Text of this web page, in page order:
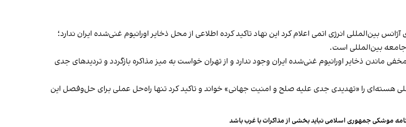
بین‌المللی انرژی اتمی اعلام کرد این نهاد تاکید کرده اطلاعی از محل ذخایر اورانیوم غنی‌شده ایران ندارد؛
جامعه بین‌المللی است.
ماندن ذخایر اورانیوم غنی‌شده ایران وجود ندارد و از تهران خواست به میز مذاکره بازگردد و تردیدهای جدی
هسته‌ای را «تهدیدی جدی علیه صلح و امنیت جهانی» خواند و تاکید کرد تنها راه‌حل عملی برای حل‌وفصل این
موشکی جمهوری اسلامی نباید بخشی از مذاکرات با غرب باشد